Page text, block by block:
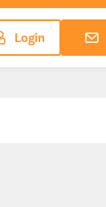
Login